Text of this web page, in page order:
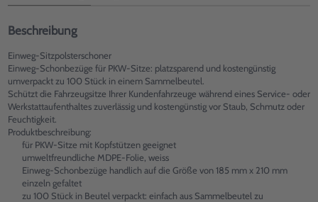
Beschreibung
Einweg-Sitzpolsterschoner
Einweg-Schonbezüge für PKW-Sitze: platzsparend und kostengünstig
umverpackt zu 100 Stück in einem Sammelbeutel.
Schützt die Fahrzeugsitze Ihrer Kundenfahrzeuge während eines Service- oder
Werkstattaufenthaltes zuverlässig und kostengünstig vor Staub, Schmutz oder
Feuchtigkeit.
Produktbeschreibung:
für PKW-Sitze mit Kopfstützen geeignet
umweltfreundliche MDPE-Folie, weiss
Einweg-Schonbezüge handlich auf die Größe von 185 mm x 210 mm
einzeln gefaltet
zu 100 Stück in Beutel verpackt: einfach aus Sammelbeutel zu